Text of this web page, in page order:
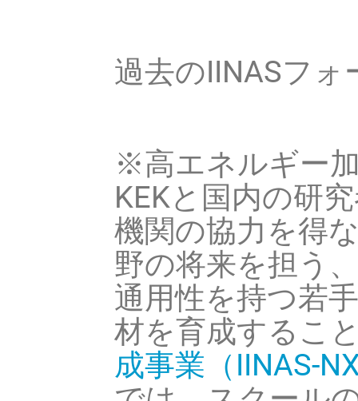
過去のIINASフォ
※高エネルギー
KEKと国内の研
機関の協力を得
野の将来を担う
通用性を持つ若
材を育成するこ
成事業（IINAS-